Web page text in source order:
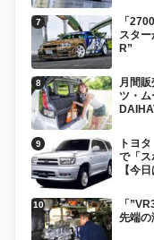
「
スタ
R”
月間
ツ・ム
トヨ
で「ス
【今
「
先端の